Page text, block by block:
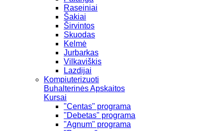
Raseiniai
Šakiai
Širvintos
Skuodas
Kelmė
Jurbarkas
Vilkaviškis
Lazdijai
Kompiuterizuoti
Buhalterinės Apskaitos
Kursai
"Centas" programa
"Debetas" programa
"Agnum" programa